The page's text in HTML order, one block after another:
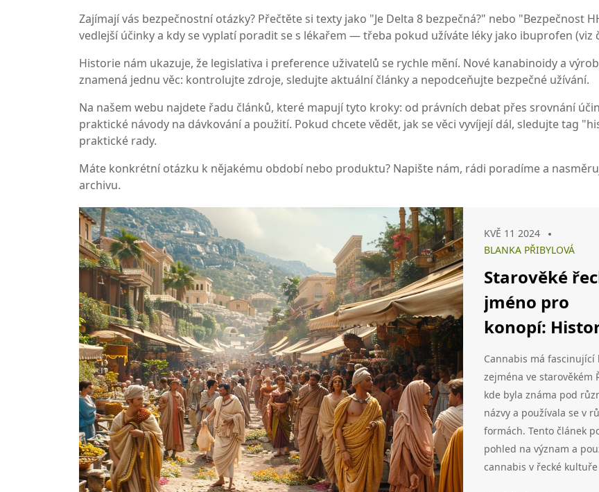
Zajímají vás bezpečnostní otázky? Přečtěte si texty jako "Je Delta 8 bezpečná?" nebo "Bezpečnost
vedlejší účinky a kdy se vyplatí poradit se s lékařem — třeba pokud užíváte léky jako ibuprofen (viz
Historie nám ukazuje, že legislativa i preference uživatelů se rychle mění. Nové kanabinoidy a
znamená jednu věc: kontrolujte zdroje, sledujte aktuální články a nepodceňujte bezpečné užívání.
Na našem webu najdete řadu článků, které mapují tyto kroky: od právních debat přes srovnání
praktické návody na dávkování a použití. Pokud chcete vědět, jak se věci vyvíjejí dál, sledujte tag
praktické rady.
Máte konkrétní otázku k nějakému období nebo produktu? Napište nám, rádi poradíme a
archivu.
KVĚ 11 2024
BLANKA PŘIBYLOVÁ
Starověké
jméno pro
konopí:
použití
Cannabis má fascinující
zejména ve starověkém
kde byla známa pod
názvy a používala se v
formách. Tento článek
pohled na význam a
cannabis v řecké kultuře